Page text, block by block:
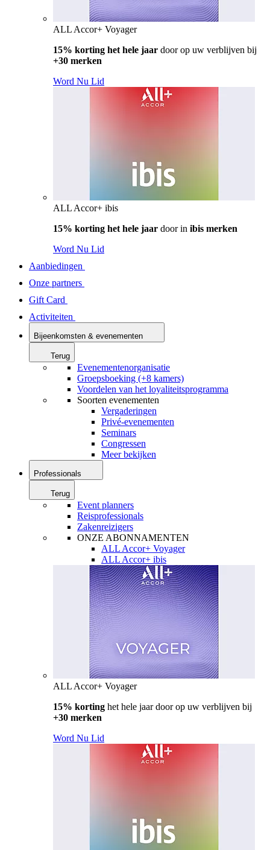
ALL Accor+ Voyager
15% korting het hele jaar door op uw verblijven bij
+30 merken
Word Nu Lid
ALL Accor+ ibis
15% korting het hele jaar door in ibis merken
Word Nu Lid
Aanbiedingen
Onze partners
Gift Card
Activiteiten
Bijeenkomsten & evenementen
Terug
Evenementenorganisatie
Groepsboeking (+8 kamers)
Voordelen van het loyaliteitsprogramma
Soorten evenementen
Vergaderingen
Privé-evenementen
Seminars
Congressen
Meer bekijken
Professionals
Terug
Event planners
Reisprofessionals
Zakenreizigers
ONZE ABONNAMENTEN
ALL Accor+ Voyager
ALL Accor+ ibis
ALL Accor+ Voyager
15% korting het hele jaar door op uw verblijven bij
+30 merken
Word Nu Lid